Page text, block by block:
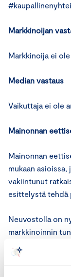
Markkinoijan
Markkinoija ei
Median vastaus
Vaikuttaja ei ole
Mainonnan
Mainonnan
mukaan
vakiintunut
esittelystä tehdä
Neuvostolla on
markkinoinnin
vakiintunut
puheenjohtaja